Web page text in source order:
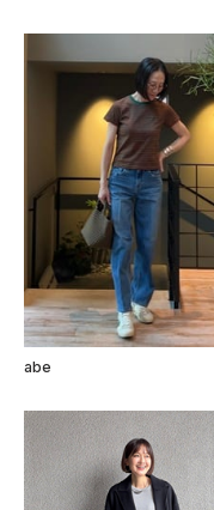
abe